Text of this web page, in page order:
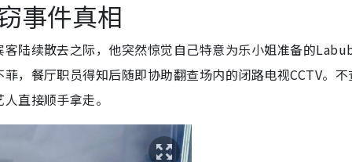
事件真相
陆续散去之际，他突然惊觉自己特意为乐小姐准备的
，餐厅职员得知后随即协助翻查场内的闭路电视CCTV。不
直接顺手拿走。